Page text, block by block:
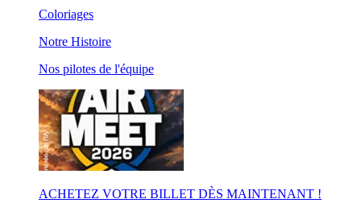
Coloriages
Notre Histoire
Nos pilotes de l'équipe
ACHETEZ VOTRE BILLET DÈS MAINTENANT !